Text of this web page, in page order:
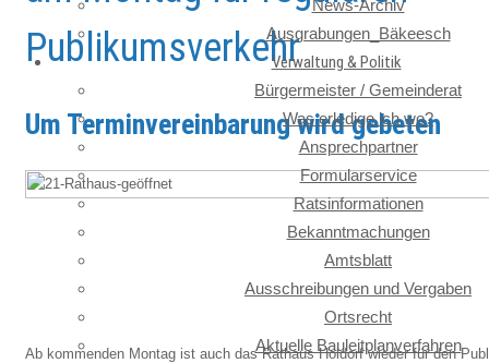
News-Archiv
Ausgrabungen_Bäkeesch
Verwaltung & Politik
Bürgermeister / Gemeinderat
Was erledige ich wo?
Ansprechpartner
Formularservice
Ratsinformationen
Bekanntmachungen
Amtsblatt
Ausschreibungen und Vergaben
Ortsrecht
Aktuelle Bauleitplanverfahren
Publikumsverkehr
Um Terminvereinbarung wird gebeten
Ab kommenden Montag ist auch das Rathaus Holdorf wieder für den